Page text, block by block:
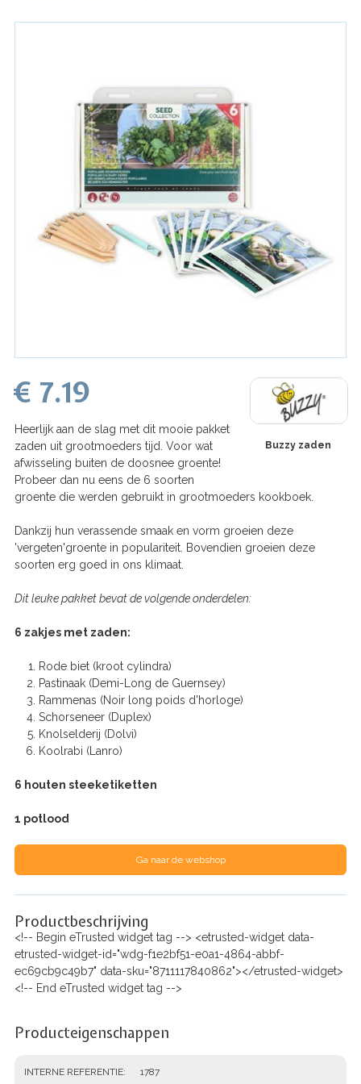
Buzzy zaden
€ 7.19
Heerlijk aan de slag met dit mooie pakket
zaden uit grootmoeders tijd. Voor wat
afwisseling buiten de doosnee groente!
Probeer dan nu eens de 6 soorten
groente die werden gebruikt in grootmoeders kookboek.
Dankzij hun verassende smaak en vorm groeien deze
'vergeten'groente in populariteit. Bovendien groeien deze
soorten erg goed in ons klimaat.
Dit leuke pakket bevat de volgende onderdelen:
6 zakjes met zaden:
Rode biet (kroot cylindra)
Pastinaak (Demi-Long de Guernsey)
Rammenas (Noir long poids d'horloge)
Schorseneer (Duplex)
Knolselderij (Dolvi)
Koolrabi (Lanro)
6 houten steeketiketten
1 potlood
Ga naar de webshop
Productbeschrijving
<!-- Begin eTrusted widget tag --> <etrusted-widget data-
etrusted-widget-id="wdg-f1e2bf51-e0a1-4864-abbf-
ec69cb9c49b7" data-sku="8711117840862"></etrusted-widget>
<!-- End eTrusted widget tag -->
Producteigenschappen
INTERNE REFERENTIE 1787